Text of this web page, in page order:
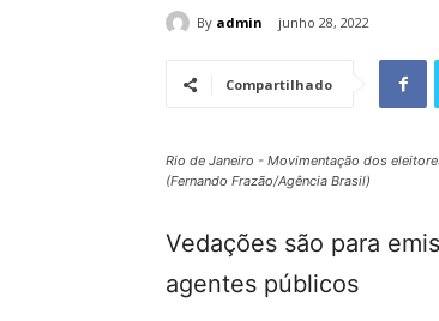
By admin junho 28, 2022
Compartilhado
Rio de Janeiro - Movimentação dos
(Fernando Frazão/Agência Brasil)
Vedações são para
agentes públicos